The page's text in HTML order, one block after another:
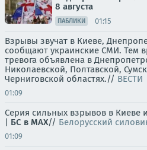
8 августа
ПАБЛИКИ 01:15
Взрывы звучат в Киеве,
сообщают украинские СМИ. Тем
тревога объявлена в
Николаевской, Полтавской,
Черниговской областях.// ВЕСТИ
01:09
Серия сильных взрывов в Киеве
| БС в МАХ// Белорусский
01:09